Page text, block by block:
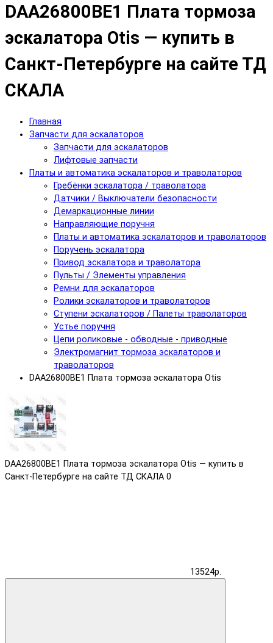
DAA26800BE1 Плата тормоза
эскалатора Otis — купить в
Санкт-Петербурге на сайте ТД
СКАЛА
Главная
Запчасти для эскалаторов
Запчасти для эскалаторов
Лифтовые запчасти
Платы и автоматика эскалаторов и траволаторов
Гребёнки эскалатора / траволатора
Датчики / Выключатели безопасности
Демаркационные линии
Направляющие поручня
Платы и автоматика эскалаторов и траволаторов
Поручень эскалатора
Привод эскалатора и траволатора
Пульты / Элементы управления
Ремни для эскалаторов
Ролики эскалаторов и траволаторов
Ступени эскалаторов / Палеты траволаторов
Устье поручня
Цепи роликовые - обводные - приводные
Электромагнит тормоза эскалаторов и
траволаторов
DAA26800BE1 Плата тормоза эскалатора Otis
DAA26800BE1 Плата тормоза эскалатора Otis — купить в
Санкт-Петербурге на сайте ТД СКАЛА 0
13524р.